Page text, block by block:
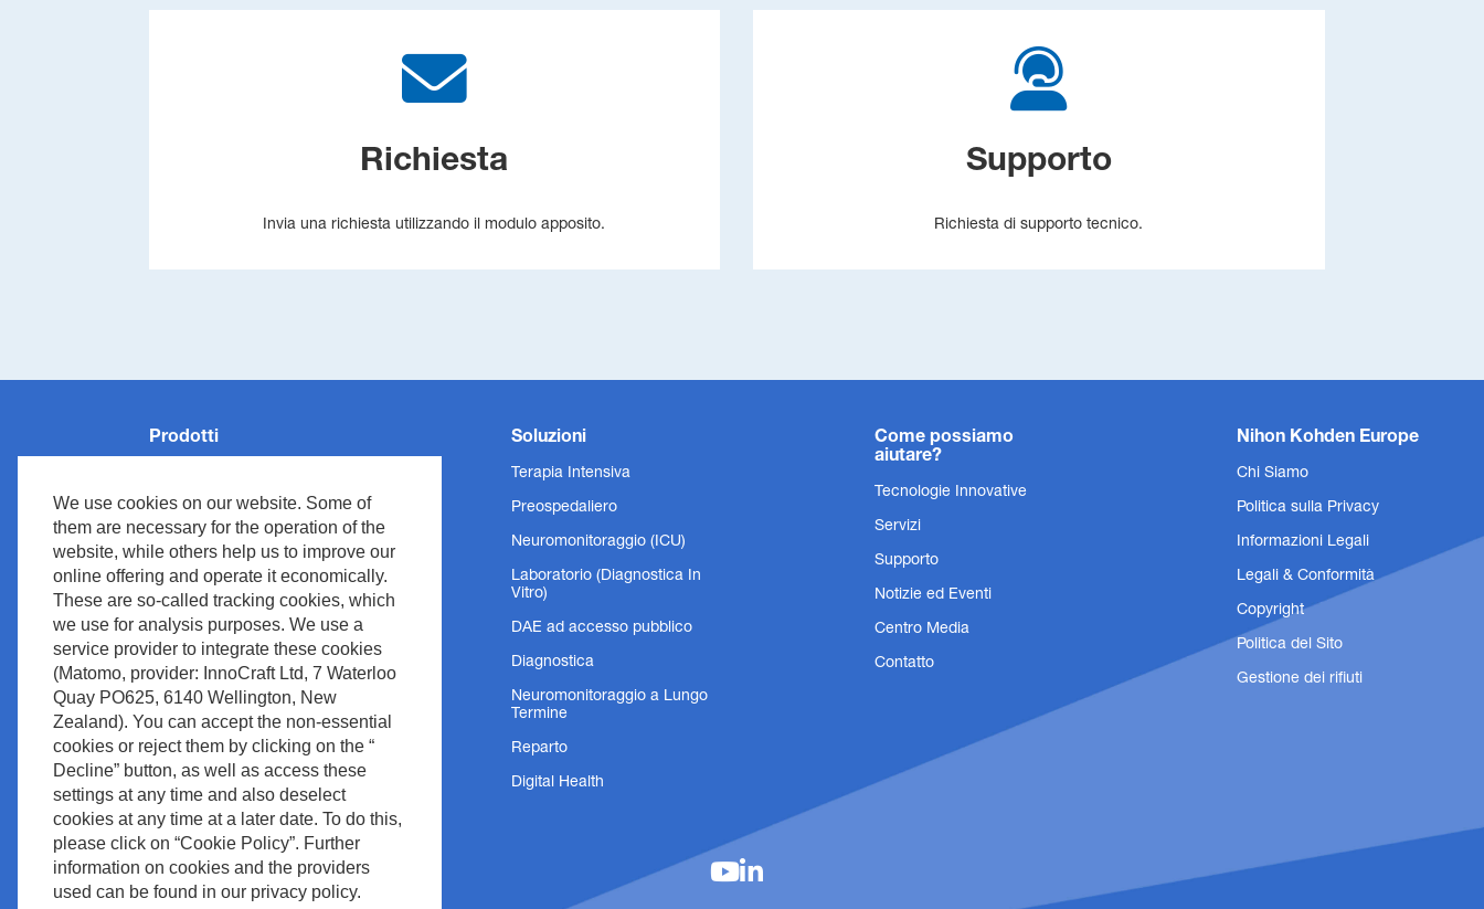
We use cookies on our website. Some of
them are necessary for the operation of the
website, while others help us to improve our
online offering and operate it economically.
These are so-called tracking cookies, which
we use for analysis purposes. We use a
service provider to integrate these cookies
(Matomo, provider: InnoCraft Ltd, 7 Waterloo
Quay PO625, 6140 Wellington, New
Zealand). You can accept the non-essential
cookies or reject them by clicking on the “
Decline” button, as well as access these
settings at any time and also deselect
cookies at any time at a later date. To do this,
please click on “Cookie Policy”. Further
information on cookies and the providers
used can be found in our privacy policy.
Richiesta
Invia una richiesta utilizzando il modulo apposito.
Supporto
Richiesta di supporto tecnico.
Prodotti
Rianimazione
Neurologia
Ventilazione
Medical IT
Cardiologia
Diagnostica In Vitro
Soluzioni
Terapia Intensiva
Preospedaliero
Neuromonitoraggio (ICU)
Laboratorio (Diagnostica In
Vitro)
DAE ad accesso pubblico
Diagnostica
Neuromonitoraggio a Lungo
Termine
Reparto
Digital Health
Come possiamo
aiutare?
Tecnologie Innovative
Servizi
Supporto
Notizie ed Eventi
Centro Media
Contatto
Nihon Kohden Europe
Chi Siamo
Politica sulla Privacy
Informazioni Legali
Legali & Conformità
Copyright
Politica del Sito
Gestione dei rifiuti